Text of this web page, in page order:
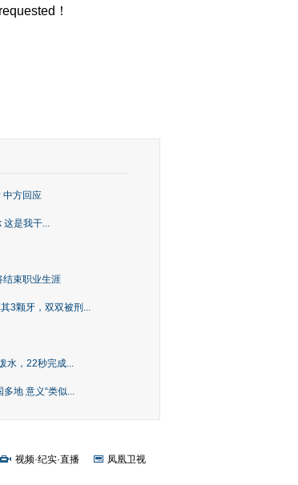
！
中方回应
这是我干...
结束职业生涯
3颗牙，双双被刑...
水，22秒完成...
地 意义“类似...
视频·纪实·直播
凤凰卫视